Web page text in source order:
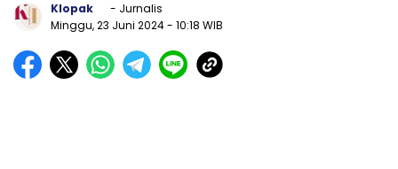
Klopak
- Jurnalis
Minggu, 23 Juni 2024- 10:18 WIB